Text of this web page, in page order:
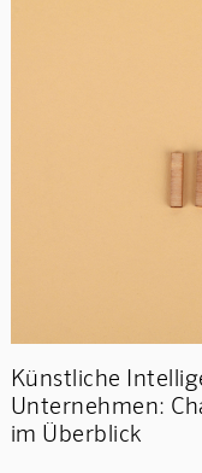
Künstliche
Unternehmen:
im Überblick